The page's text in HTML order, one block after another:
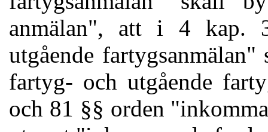
anmälan", att i 4 kap.
utgående
fartyg- och utgående
och 81 §§ orden